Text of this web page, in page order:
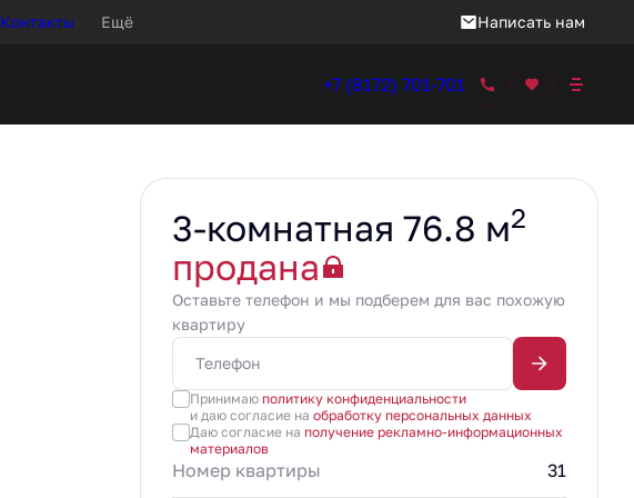
Контакты Ещё Написать нам
+7 (8172) 701-701
3-комнатная 76.8 м2
продана
Оставьте телефон и мы подберем для вас похожую
квартиру
Принимаю политику конфиденциальности
и даю согласие на обработку персональных данных
Даю согласие на получение рекламно-информационных
материалов
Номер квартиры 31